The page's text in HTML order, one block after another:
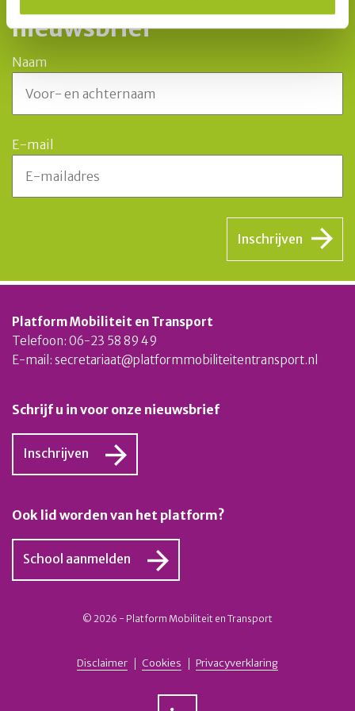
nieuwsbrief
Naam
E-mail
Inschrijven
Platform Mobiliteit en Transport
Telefoon: 06-23 58 89 49
E-mail: secretariaat@platformmobiliteitentransport.nl
Schrijf u in voor onze nieuwsbrief
Inschrijven
Ook lid worden van het platform?
School aanmelden
© 2026 - Platform Mobiliteit en Transport
Disclaimer Cookies Privacyverklaring